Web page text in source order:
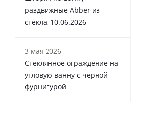
раздвижные Abber из
стекла, 10.06.2026
3 мая 2026
Стеклянное ограждение на
угловую ванну с чёрной
фурнитурой